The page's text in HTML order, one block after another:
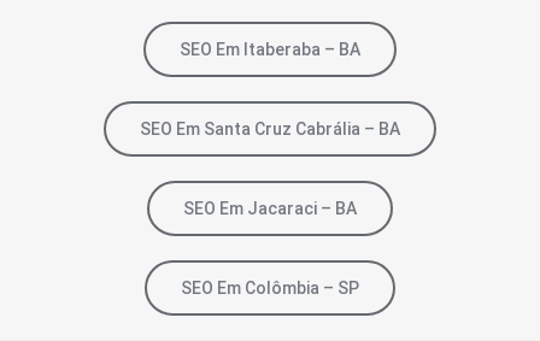
SEO Em Itaberaba – BA
SEO Em Santa Cruz Cabrália – BA
SEO Em Jacaraci – BA
SEO Em Colômbia – SP